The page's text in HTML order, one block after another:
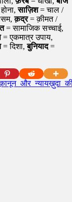
साज़िश= चाल /
क़द्र= क़ीमत /
= सामाजिक सच्चाई,
= एकमात्र उपाय,
= दिशा,बुनियाद=